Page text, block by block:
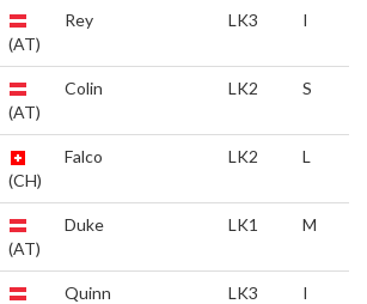
(AT)
Rey LK3 I
(AT)
Colin LK2 S
(CH)
Falco LK2 L
(AT)
Duke LK1 M
Quinn LK3 I